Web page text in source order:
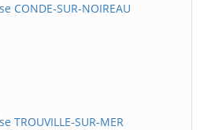
CONDE-SUR-NOIREAU
SUR-MER